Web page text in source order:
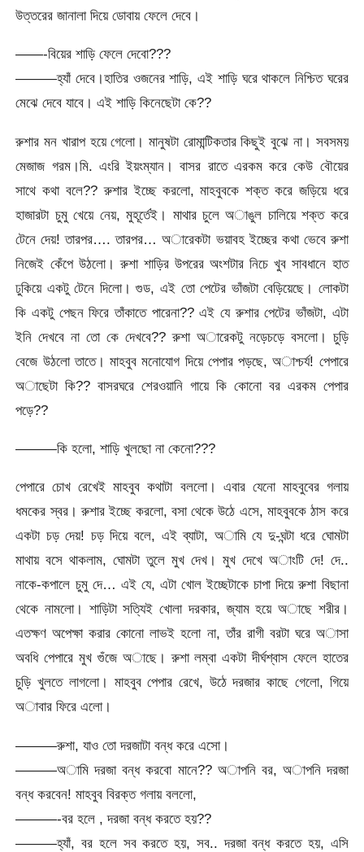
উত্তরের জানালা দিয়ে ডোবায় ফেলে দেবে।
——-বিয়ের শাড়ি ফেলে দেবো???
———হ্যাঁ দেবে।হাতির ওজনের শাড়ি, এই শাড়ি ঘরে থাকলে নিশ্চিত ঘরের
মেঝে দেবে যাবে। এই শাড়ি কিনেছেটা কে??
রুশার মন খারাপ হয়ে গেলো। মানুষটা রোমান্টিকতার কিছুই বুঝে না। সবসময়
মেজাজ গরম।মি. এংরি ইয়ংম্যান। বাসর রাতে এরকম করে কেউ বৌয়ের
সাথে কথা বলে?? রুশার ইচ্ছে করলো, মাহবুবকে শক্ত করে জড়িয়ে ধরে
হাজারটা চুমু খেয়ে নেয়, মুহূর্তেই। মাথার চুলে অাঙুল চালিয়ে শক্ত করে
টেনে দেয়! তারপর…. তারপর… অারেকটা ভয়াবহ ইচ্ছের কথা ভেবে রুশা
নিজেই কেঁপে উঠলো। রুশা শাড়ির উপরের অংশটার নিচে খুব সাবধানে হাত
ঢুকিয়ে একটু টেনে দিলো। গুড, এই তো পেটের ভাঁজটা বেড়িয়েছে। লোকটা
কি একটু পেছন ফিরে তাঁকাতে পারেনা?? এই যে রুশার পেটের ভাঁজটা, এটা
ইনি দেখবে না তো কে দেখবে?? রুশা অারেকটু নড়েচড়ে বসলো। চুড়ি
বেজে উঠলো তাতে। মাহবুব মনোযোগ দিয়ে পেপার পড়ছে, অাশ্চর্য! পেপারে
অাছেটা কি?? বাসরঘরে শেরওয়ানি গায়ে কি কোনো বর এরকম পেপার
পড়ে??
———কি হলো, শাড়ি খুলছো না কেনো???
পেপারে চোখ রেখেই মাহবুব কথাটা বললো। এবার যেনো মাহবুবের গলায়
ধমকের স্বর। রুশার ইচ্ছে করলো, বসা থেকে উঠে এসে, মাহবুবকে ঠাস করে
একটা চড় দেয়! চড় দিয়ে বলে, এই ব্যাটা, অামি যে দু-ঘন্টা ধরে ঘোমটা
মাথায় বসে থাকলাম, ঘোমটা তুলে মুখ দেখ। মুখ দেখে অাংটি দে! দে..
নাকে-কপালে চুমু দে… এই যে, এটা খোল ইচ্ছেটাকে চাপা দিয়ে রুশা বিছানা
থেকে নামলো। শাড়িটা সত্যিই খোলা দরকার, জ্যাম হয়ে অাছে শরীর।
এতক্ষণ অপেক্ষা করার কোনো লাভই হলো না, তাঁর রাগী বরটা ঘরে অাসা
অবধি পেপারে মুখ গুঁজে অাছে। রুশা লম্বা একটা দীর্ঘশ্বাস ফেলে হাতের
চুড়ি খুলতে লাগলো। মাহবুব পেপার রেখে, উঠে দরজার কাছে গেলো, গিয়ে
অাবার ফিরে এলো।
———রুশা, যাও তো দরজাটা বন্ধ করে এসো।
———অামি দরজা বন্ধ করবো মানে?? অাপনি বর, অাপনি দরজা
বন্ধ করবেন! মাহবুব বিরক্ত গলায় বললো,
———-বর হলে , দরজা বন্ধ করতে হয়??
———হ্যাঁ, বর হলে সব করতে হয়, সব.. দরজা বন্ধ করতে হয়, এসি